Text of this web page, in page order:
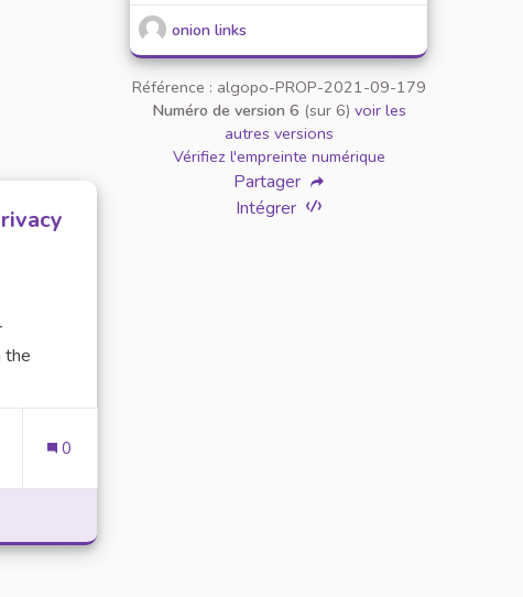
the
0
onion links
Référence : algopo-PROP-2021-09-179
Numéro de version 6 (sur 6) voir les
autres versions
Vérifiez l'empreinte numérique
Partager
Intégrer